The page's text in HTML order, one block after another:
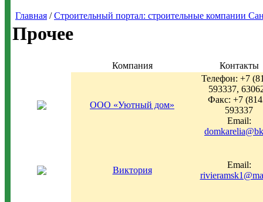
Главная /Строительный портал: строительные компании
Прочее
Компания Контакты
ООО «Уютный дом»
Телефон: +7
593337,
Факс: +7
593337
Email:
Виктория
Email: